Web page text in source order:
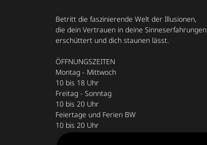
Betritt die faszinierende Welt der Illusionen,
die dein Vertrauen in deine Sinneserfahrungen
erschüttert und dich staunen lässt.
ÖFFNUNGSZEITEN
Montag - Mittwoch
10 bis 18 Uhr
Freitag - Sonntag
10 bis 20 Uhr
Feiertage und Ferien BW
10 bis 20 Uhr